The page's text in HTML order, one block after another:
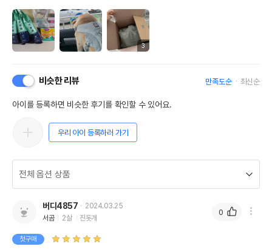
3
비슷한 리뷰 만족도순 최신순
아이를 등록하면 비슷한 후기를 확인할 수 있어요.
우리 아이 등록하러 가기
버디4857
2024.03.25
서곰
2살 진돗개
첫구매
0